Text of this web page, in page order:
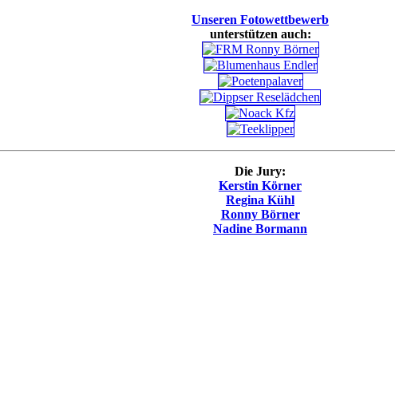
Unseren Fotowettbewerb
unterstützen auch:
Die Jury:
Kerstin Körner
Regina Kühl
Ronny Börner
Nadine Bormann